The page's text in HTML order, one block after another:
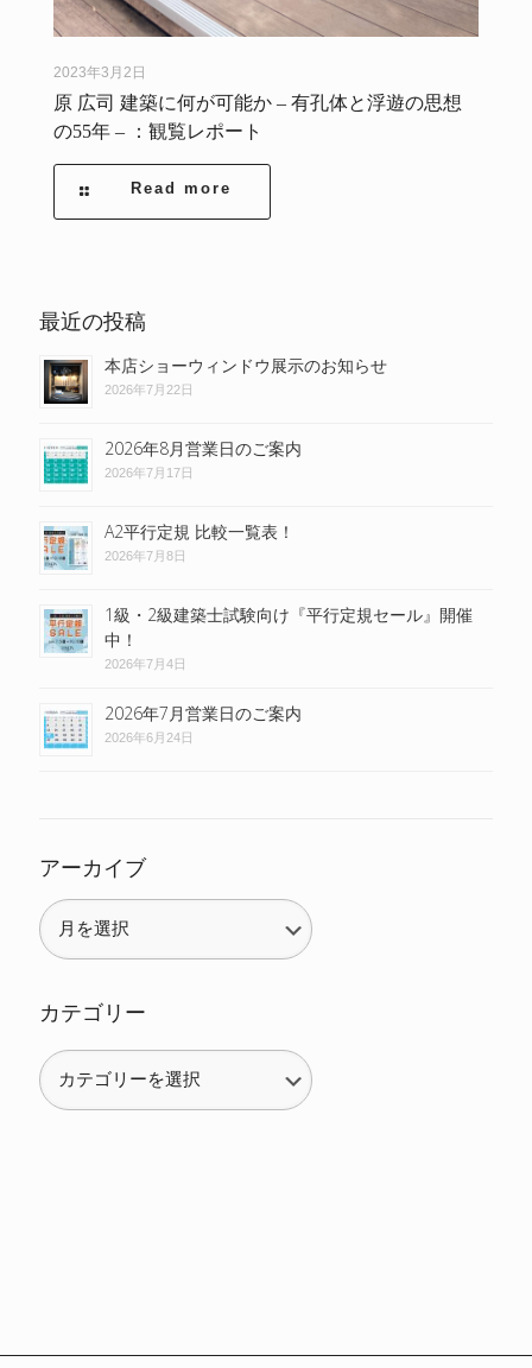
2023年3月2日
原 広司 建築に何が可能か – 有孔体と浮遊の思想
の55年 – ：観覧レポート
Read more
最近の投稿
本店ショーウィンドウ展示のお知らせ
2026年7月22日
2026年8月営業日のご案内
2026年7月17日
A2平行定規 比較一覧表！
2026年7月8日
1級・2級建築士試験向け『平行定規セール』開催
中！
2026年7月4日
2026年7月営業日のご案内
2026年6月24日
アーカイブ
カテゴリー
カ
テ
ゴ